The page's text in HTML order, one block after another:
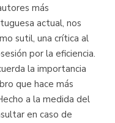
más
actual, nos
sutil, una crítica al
por la eficiencia.
la importancia
que hace más
a la medida del
en caso de